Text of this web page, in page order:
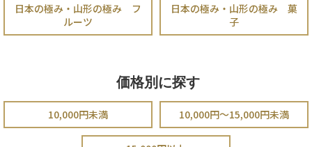
日本の極み・山形の極み フ
ルーツ
日本の極み・山形の極み 菓
子
価格別に探す
10,000円未満 10,000円～15,000円未満